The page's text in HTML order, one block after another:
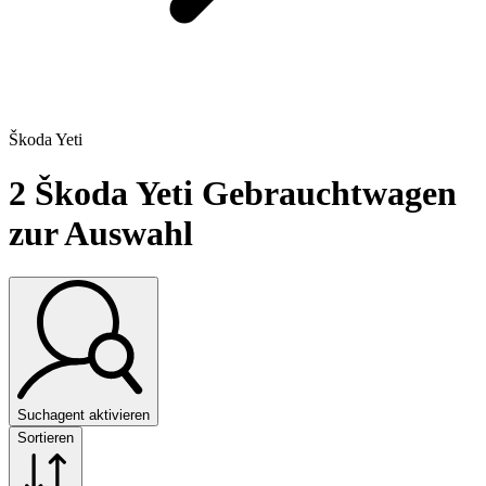
Škoda Yeti
2 Škoda Yeti Gebrauchtwagen
zur Auswahl
Suchagent aktivieren
Sortieren